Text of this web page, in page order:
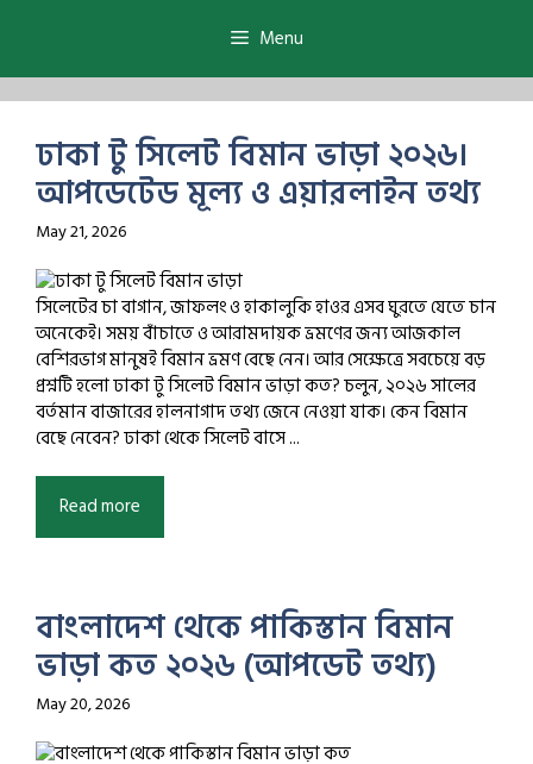
Menu
ঢাকা টু সিলেট বিমান ভাড়া ২০২৬।
আপডেটেড মূল্য ও এয়ারলাইন তথ্য
May 21, 2026
সিলেটের চা বাগান, জাফলং ও হাকালুকি হাওর এসব ঘুরতে যেতে চান
অনেকেই। সময় বাঁচাতে ও আরামদায়ক ভ্রমণের জন্য আজকাল
বেশিরভাগ মানুষই বিমান ভ্রমণ বেছে নেন। আর সেক্ষেত্রে সবচেয়ে বড়
প্রশ্নটি হলো ঢাকা টু সিলেট বিমান ভাড়া কত? চলুন, ২০২৬ সালের
বর্তমান বাজারের হালনাগাদ তথ্য জেনে নেওয়া যাক। কেন বিমান
বেছে নেবেন? ঢাকা থেকে সিলেট বাসে ...
Read more
বাংলাদেশ থেকে পাকিস্তান বিমান
ভাড়া কত ২০২৬ (আপডেট তথ্য)
May 20, 2026